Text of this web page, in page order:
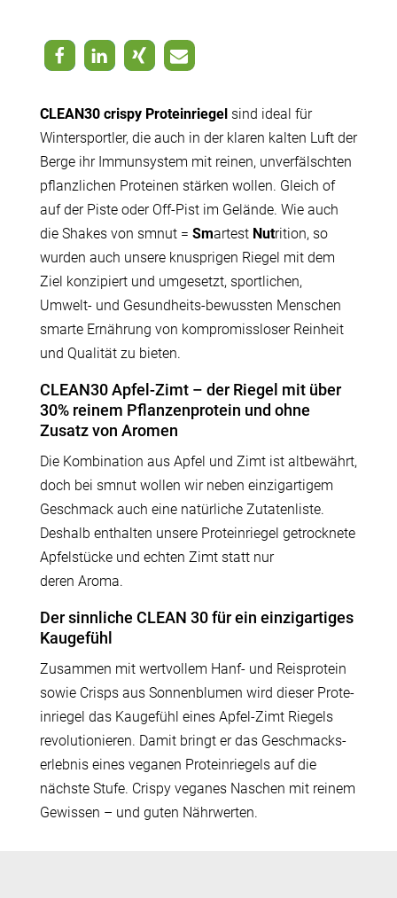
CLEAN30 crispy Prote­in­riegel sind ideal für
Winter­sportler, die auch in der klaren kalten Luft der
Berge ihr Immun­system mit reinen, unver­fälschten
pflanz­lichen Proteinen stärken wollen. Gleich of
auf der Piste oder Off-Pist im Gelände. Wie auch
die Shakes von smnut = Smartest Nutrition, so
wurden auch unsere knusp­rigen Riegel mit dem
Ziel konzi­piert und umgesetzt, sport­lichen,
Umwelt- und Gesund­heits-bewussten Menschen
smarte Ernährung von kompro­miss­loser Reinheit
und Qualität zu bieten.
CLEAN30 Apfel-Zimt – der Riegel mit über
30% reinem Pflan­zen­protein und ohne
Zusatz von Aromen
Die Kombi­nation aus Apfel und Zimt ist altbe­währt,
doch bei smnut wollen wir neben einzig­ar­tigem
Geschmack auch eine natür­liche Zutaten­liste.
Deshalb enthalten unsere Prote­in­riegel getrocknete
Apfel­stücke und echten Zimt statt nur
deren Aroma.
Der sinnliche CLEAN 30 für ein einzig­ar­tiges
Kaugefühl
Zusammen mit wertvollem Hanf- und Reisprotein
sowie Crisps aus Sonnen­blumen wird dieser Prote­
in­riegel das Kaugefühl eines Apfel-Zimt Riegels
revolu­tio­nieren. Damit bringt er das Geschmacks­
er­lebnis eines veganen Prote­in­riegels auf die
nächste Stufe. Crispy veganes Naschen mit reinem
Gewissen – und guten Nährwerten.